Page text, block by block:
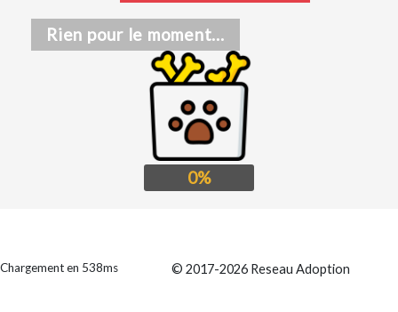
Rien pour le moment...
0%
Chargement en 538ms © 2017-2026 Reseau Adoption